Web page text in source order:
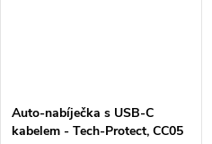
Auto-nabíječka s USB-C
kabelem - Tech-Protect, CC05